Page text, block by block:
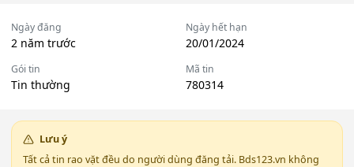
Ngày đăng
2 năm trước
Ngày hết hạn
20/01/2024
Gói tin
Tin thường
Mã tin
780314
Lưu ý
Tất cả tin rao vặt đều do người dùng đăng tải. Bds123.vn không